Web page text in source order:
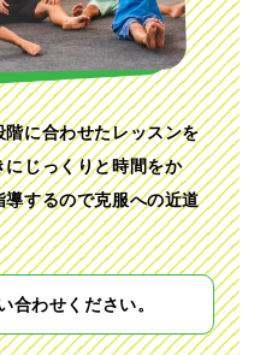
に合わせたレッスンを
じっくりと時間をか
するので克服への近道
合わせください。